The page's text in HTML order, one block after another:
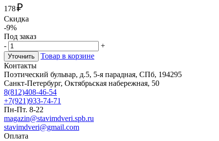
178₽
Скидка
-9%
Под заказ
-
+
Уточнить
Товар в корзине
Контакты
Поэтический бульвар, д.5, 5-я парадная, СПб, 194295
Санкт-Петербург, Октябрьская набережная, 50
8(812)408-46-54
+7(921)933-74-71
Пн-Пт. 8-22
magazin@stavimdveri.spb.ru
stavimdveri@gmail.com
Оплата